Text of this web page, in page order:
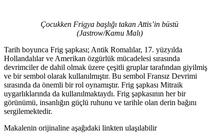
Çocukken Frigya başlığı takan Attis’in büstü
(Jastrow/Kamu Malı)
Tarih boyunca Frig şapkası; Antik Romalılar, 17. yüzyılda
Hollandalılar ve Amerikan özgürlük mücadelesi sırasında
devrimciler de dahil olmak üzere çeşitli gruplar tarafından giyilmiş
ve bir sembol olarak kullanılmıştır. Bu sembol Fransız Devrimi
sırasında da önemli bir rol oynamıştır. Frig şapkası Mitraik
uygarlıklarında da kullanılmaktaydı. Frig şapkasının her bir
görünümü, insanlığın güçlü ruhunu ve tarihle olan derin bağını
sergilemektedir.
Makalenin orijinaline aşağıdaki linkten ulaşılabilir